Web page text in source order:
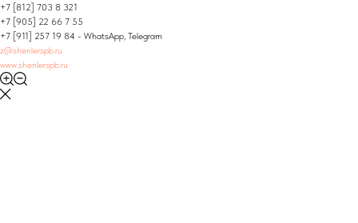
+7 [812] 703 8 321
+7 [905] 22 66 7 55
+7 [911] 257 19 84 - WhatsApp, Telegram
z@shenlerspb.ru
www.shenlerspb.ru